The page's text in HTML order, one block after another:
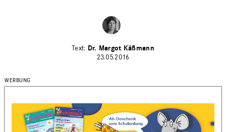
Dr. Margot Käßmann
23.05.2016